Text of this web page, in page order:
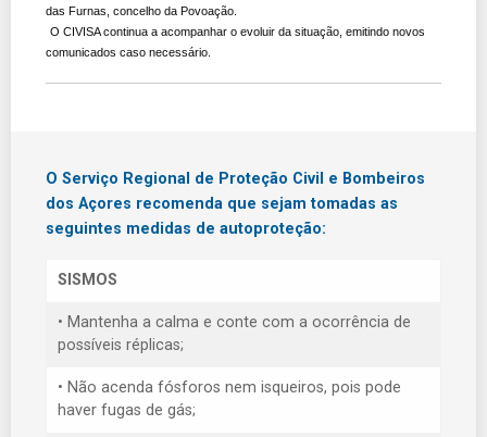
das Furnas, concelho da Povoação.
O CIVISA continua a acompanhar o evoluir da situação, emitindo novos
comunicados caso necessário.
O Serviço Regional de Proteção Civil e Bombeiros
dos Açores recomenda que sejam tomadas as
seguintes medidas de autoproteção:
SISMOS
• Mantenha a calma e conte com a ocorrência de
possíveis réplicas;
• Não acenda fósforos nem isqueiros, pois pode
haver fugas de gás;